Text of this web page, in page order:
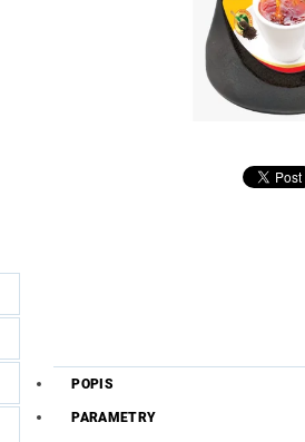
POPIS
PARAMETRY